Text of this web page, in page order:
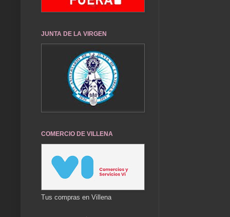
JUNTA DE LA VIRGEN
COMERCIO DE VILLENA
Tus compras en Villena